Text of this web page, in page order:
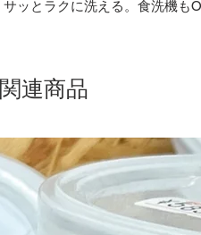
サッとラクに洗える。食洗機も
関連商品